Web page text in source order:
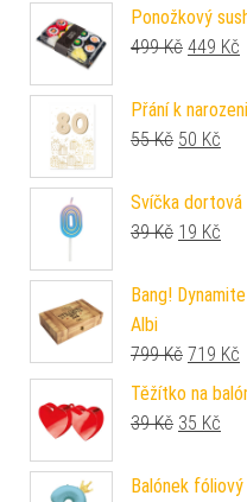
Ponožkový
499Kč 449 Kč
Přání k
55Kč Původní
50 Kč
Svíčka dortová
39Kč Původní
19 Kč
Bang!
Albi
799Kč 719 Kč
Těžítko na
39Kč Původní
35 Kč
Balónek